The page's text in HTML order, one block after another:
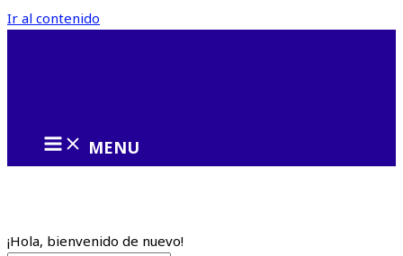
Ir al contenido
MENU
¡Hola, bienvenido de nuevo!